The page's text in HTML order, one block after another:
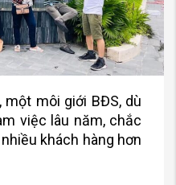
một môi giới BĐS, dù
việc lâu năm, chắc
khách hàng hơn